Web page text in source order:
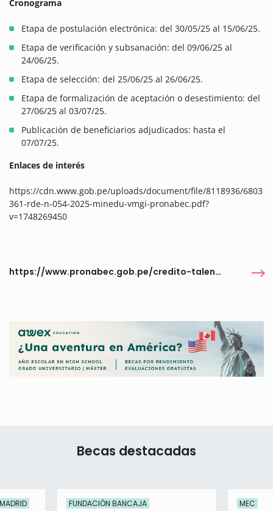
Cronograma
Etapa de postulación electrónica: del 30/05/25 al 15/06/25.
Etapa de verificación y subsanación: del 09/06/25 al
24/06/25.
Etapa de selección: del 25/06/25 al 26/06/25.
Etapa de formalización de aceptación o desestimiento: del
27/06/25 al 03/07/25.
Publicación de beneficiarios adjudicados: hasta el
07/07/25.
Enlaces de interés
https://cdn.www.gob.pe/uploads/document/file/8118936/6803
361-rde-n-054-2025-minedu-vmgi-pronabec.pdf?
v=1748269450
https://www.pronabec.gob.pe/credito-talento/
Becas destacadas
FUNDACIÓN BANCAJA MEC